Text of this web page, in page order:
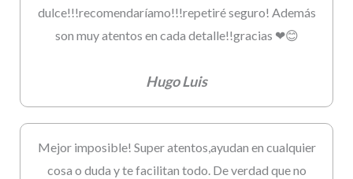
dulce!!!recomendaríamo!!!repetiré seguro! Además
son muy atentos en cada detalle!!gracias ❤😊
Hugo Luis
Mejor imposible! Super atentos,ayudan en cualquier
cosa o duda y te facilitan todo. De verdad que no